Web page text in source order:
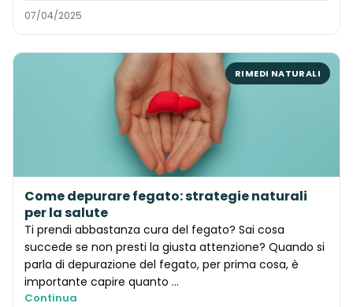
07/04/2025
RIMEDI NATURALI
Come depurare fegato: strategie naturali
per la salute
Ti prendi abbastanza cura del fegato? Sai cosa
succede se non presti la giusta attenzione? Quando si
parla di depurazione del fegato, per prima cosa, è
importante capire quanto ...
Continua